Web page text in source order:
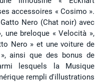
accessoires « Cosimo ».
Nero (Chat noir) avec
une breloque « Velocità »,
Nero » et une voiture de
ainsi que des bonus de
lesquels la Musique
rempli d'illustrations